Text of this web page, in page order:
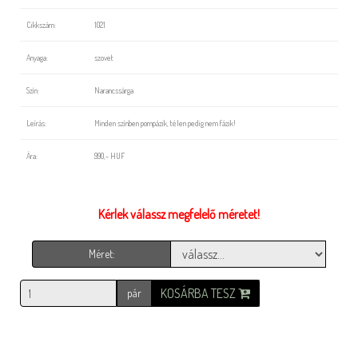
Cikkszám: 1021
Anyaga: szovet
Szín: Narancssárga
Leírás: Minden színben pompázik, télen pedig nem fázik!
Ára: 990,- HUF
Kérlek válassz megfelelő méretet!
Méret:
pár KOSÁRBA TESZ